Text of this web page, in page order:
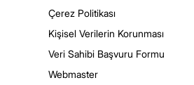
Çerez Politikası
Kişisel Verilerin Korunması
Veri Sahibi Başvuru Formu
Webmaster